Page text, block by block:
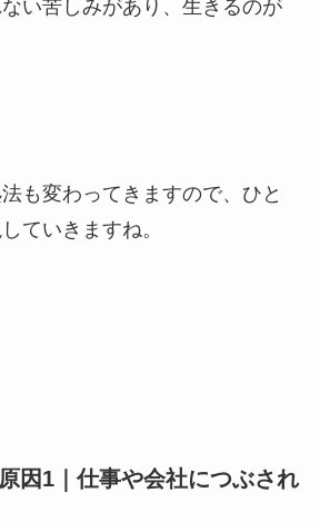
い苦しみがあり、生きるのが
も変わってきますので、ひと
ていきますね。
因1｜仕事や会社につぶされ